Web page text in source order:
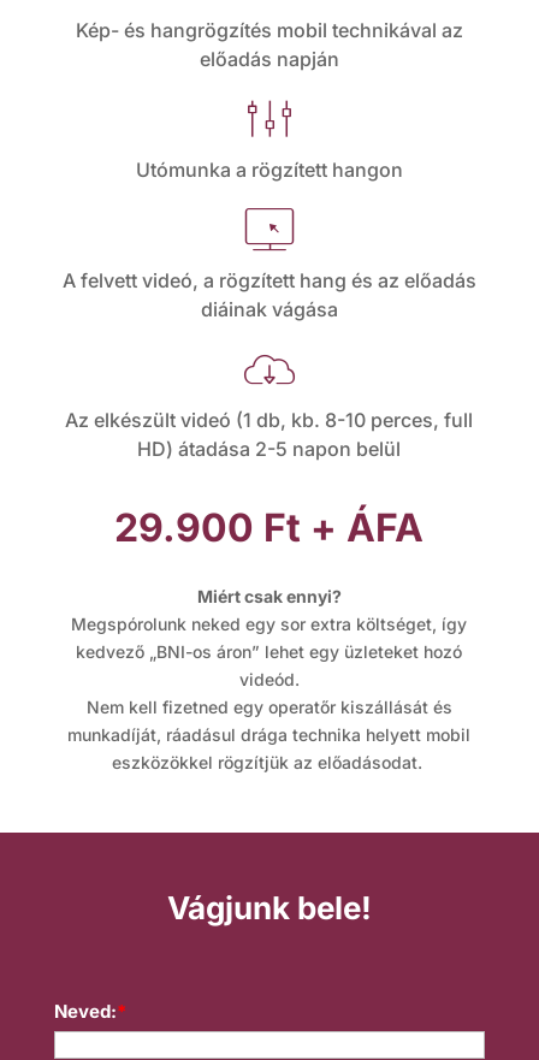
s
e
c
ur
it
y-
c
a
m
er
a
ic
o
n
Kép- és hangrögzítés mobil technikával az
előadás napján
a
dj
u
st
-
s
q
u
ar
e
-
t
o
Utómunka a rögzített hangon
m
o
ni
to
r
ic
o
n
A felvett videó, a rögzített hang és az előadás
diáinak vágása
cl
u
d
-
d
o
w
nl
Az elkészült videó (1 db, kb. 8-10 perces, full
HD) átadása 2-5 napon belül
29.900 Ft + ÁFA
Miért csak ennyi?
Megspórolunk neked egy sor extra költséget, így
kedvező „BNI-os áron” lehet egy üzleteket hozó
videód.
Nem kell fizetned egy operatőr kiszállását és
munkadíját, ráadásul drága technika helyett mobil
eszközökkel rögzítjük az előadásodat.
Vágjunk bele!
Neved:*